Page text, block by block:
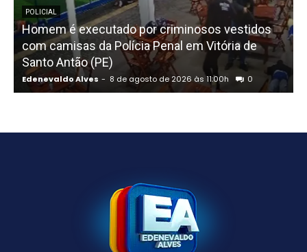
POLICIAL
Homem é executado por criminosos vestidos
com camisas da Polícia Penal em Vitória de
Santo Antão (PE)
Edenevaldo Alves - 8 de agosto de 2026 às 11:00h 0